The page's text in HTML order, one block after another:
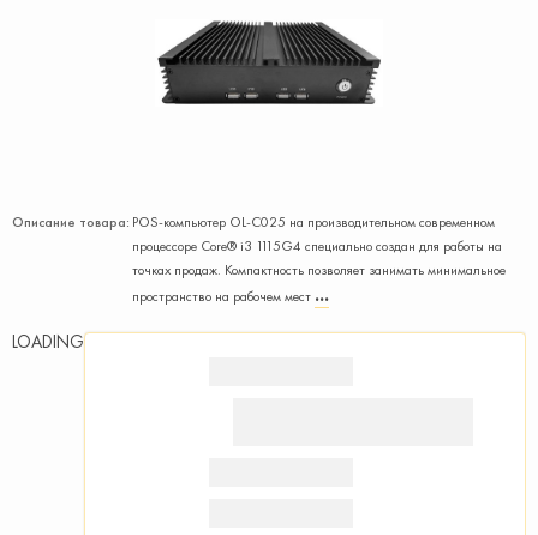
Описание товара: POS-компьютер OL-C025 на производительном современном
процессоре Core® i3 1115G4 специально создан для работы на
точках продаж. Компактность позволяет занимать минимальное
пространство на рабочем мест
LOADING